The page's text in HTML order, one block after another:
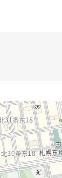
工"suminoie"自由
开放感觉的空间
交换(2023年9月)
在舒适的约21.5